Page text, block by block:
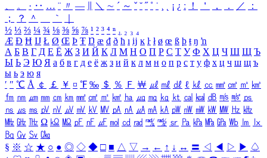
、
。 · ‥ … ¨ 〃 ― ＼ ∼ ´ ～ ˇ ˘ ˝ ˚ ˙ ¸ ¡ ¿ ː ！ ＇ ， ． ／
：
；
？ ＾ ｀
½ ⅓ ⅔ ¼ ¾ ⅛ ⅜ ⅝ ⅞ ¹ ² ³ ⁴ ⁿ ₁ ₂ ₃ ₄
Æ Ð Ħ Ĳ Ł Ø Œ Þ Ŧ Ŋ æ đ ð ħ ı ĳ ĸ ŀ ł ø œ ß þ ŧ ŋ ŉ
А Б В Г Д Е Ё Ж З И Й К Л М Н О П Р С Т У Ф Х Ц Ч Ш Щ Ъ
Ы Ь Э Ю Я а б в г д е ё ж з и й к л м н о п р с т у ф х ц ч ш щ ъ
ы ь э ю я
′ ″ ℃ Å ￠ ￡ ￥ ¤ ℉ ‰ ＄ ％ Ｆ ￦ ㎕ ㎖ ㎗ ℓ ㎘ ㏄ ㎣ ㎤ ㎥ ㎦
㎙ ㎚ ㎛ ㎜ ㎝ ㎞ ㎟ ㎠ ㎡ ㎢ ㏊ ㎍ ㎎ ㎏ ㏏ ㎈ ㎉ ㏈ ㎧ ㎨ ㎰
㎱ ㎲ ㎳ ㎴ ㎵ ㎶ ㎷ ㎸ ㎹ ㎀ ㎁ ㎂ ㎃ ㎄ ㎺ ㎻ ㎽ ㎾ ㎿ ㎐ ㎑
㎒ ㎓ ㎔ Ω ㏀ ㏁ ㎊ ㎋ ㎌ ㏖ ㏅ ㎭ ㎮ ㎯ ㏛ ㎩ ㎪ ㎫ ㎬ ㏝ ㏐
㏓
㏃ ㏉ ㏜ ㏆
§ ※ ☆ ★ ○ ● ◎ ◇ ◆ □ ■ △ ▽ → ← ↑ ↓ ↔ 〓 ◁ ◀ ▷ ▶ ♤